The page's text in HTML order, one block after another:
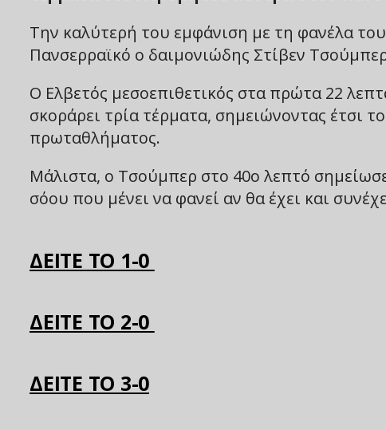
Την καλύτερή του εμφάνιση με τη φανέλα
Πανσερραϊκό ο δαιμονιώδης Στίβεν
Ο Ελβετός μεσοεπιθετικός στα πρώτα 22
σκοράρει τρία τέρματα, σημειώνοντας έτσι
πρωταθλήματος.
Μάλιστα, ο Τσούμπερ στο 40ο λεπτό
σόου που μένει να φανεί αν θα έχει και
ΔΕΙΤΕ ΤΟ 1-0
ΔΕΙΤΕ ΤΟ 2-0
ΔΕΙΤΕ ΤΟ 3-0